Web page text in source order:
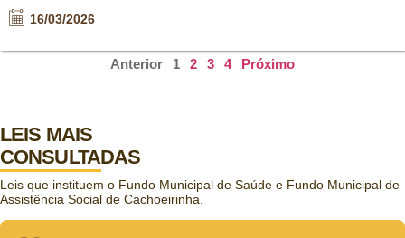
16/03/2026
Anterior 1 2 3 4 Próximo
LEIS MAIS
CONSULTADAS
Leis que instituem o Fundo Municipal de Saúde e Fundo Municipal de
Assistência Social de Cachoeirinha.